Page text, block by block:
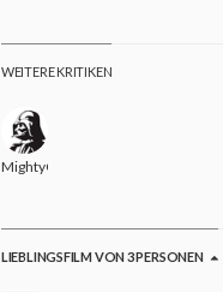
WEITERE KRITIKEN
MightyG
LIEBLINGSFILM VON 3 PERSONEN